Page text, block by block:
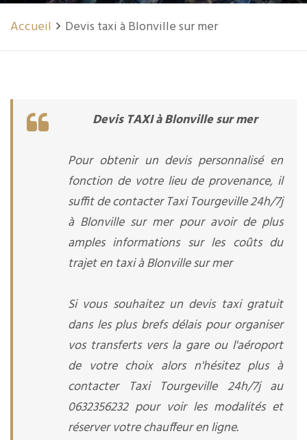
Accueil Devis taxi à Blonville sur mer
Devis TAXI à Blonville sur mer
Pour obtenir un devis personnalisé en
fonction de votre lieu de provenance, il
suffit de contacter Taxi Tourgeville 24h/7j
à Blonville sur mer pour avoir de plus
amples informations sur les coûts du
trajet en taxi à Blonville sur mer
Si vous souhaitez un devis taxi gratuit
dans les plus brefs délais pour organiser
vos transferts vers la gare ou l'aéroport
de votre choix alors n'hésitez plus à
contacter Taxi Tourgeville 24h/7j au
0632356232 pour voir les modalités et
réserver votre chauffeur en ligne.